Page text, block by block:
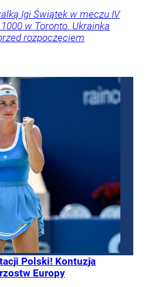
Igi Świątek w meczu IV
w Toronto. Ukrainka
rozpoczęciem
Polski! Kontuzja
Europy